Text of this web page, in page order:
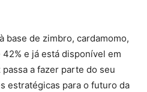
base de zimbro, cardamomo,
e já está disponível em
a fazer parte do seu
estratégicas para o futuro da